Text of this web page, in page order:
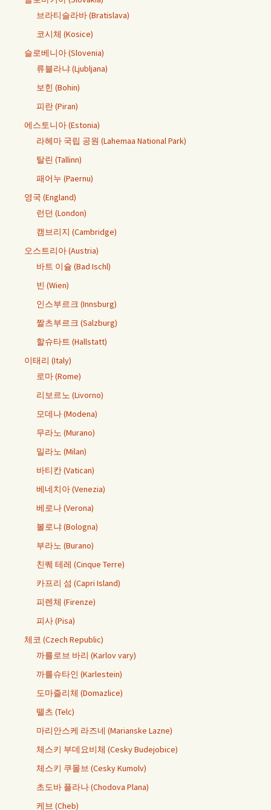
브라티슬라바 (Bratislava)
코시체 (Kosice)
슬로베니아 (Slovenia)
류블라냐 (Ljubljana)
보힌 (Bohin)
피란 (Piran)
에스토니아 (Estonia)
라헤마 국립 공원 (Lahemaa National Park)
탈린 (Tallinn)
패어누 (Paernu)
영국 (England)
런던 (London)
캠브리지 (Cambridge)
오스트리아 (Austria)
바트 이슐 (Bad Ischl)
빈 (Wien)
인스부르크 (Innsburg)
짤츠부르크 (Salzburg)
할슈타트 (Hallstatt)
이태리 (Italy)
로마 (Rome)
리보르노 (Livorno)
모데나 (Modena)
무라노 (Murano)
밀라노 (Milan)
바티칸 (Vatican)
베네치아 (Venezia)
베로나 (Verona)
볼로냐 (Bologna)
부라노 (Burano)
친퀘 테레 (Cinque Terre)
카프리 섬 (Capri Island)
피렌체 (Firenze)
피사 (Pisa)
체코 (Czech Republic)
까를로브 바리 (Karlov vary)
까를슈타인 (Karlestein)
도마즐리체 (Domazlice)
뗄츠 (Telc)
마리안스케 라즈네 (Marianske Lazne)
체스키 부데요비체 (Cesky Budejobice)
체스키 쿠몰브 (Cesky Kumolv)
초도바 플라나 (Chodova Plana)
케브 (Cheb)